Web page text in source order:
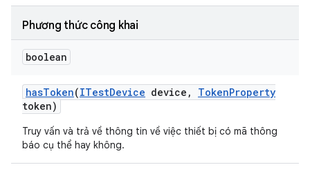
Phương thức công khai
boolean
hasToken(ITestDevice device , TokenProperty
token)
Truy vấn và trả về thông tin về việc thiết bị có mã thông
báo cụ thể hay không.